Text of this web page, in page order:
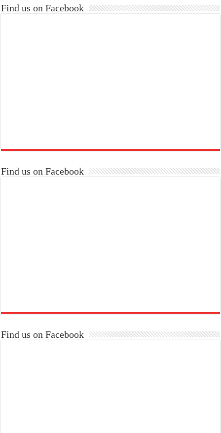
Find us on Facebook
Find us on Facebook
Find us on Facebook